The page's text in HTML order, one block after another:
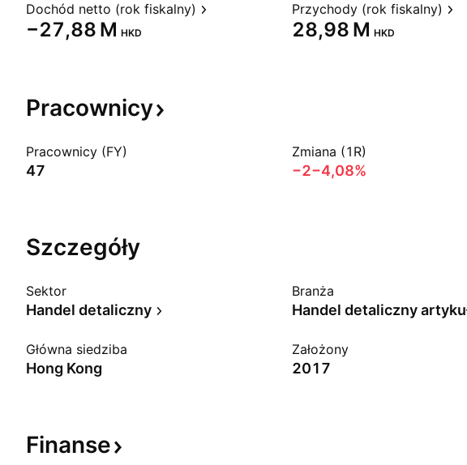
Dochód netto (rok fiskalny)
‪−27,88 M‬ HKD
Przychody (rok fiskalny)
‪28,98 M‬ HKD
Pracownicy
Pracownicy (FY)
47
Zmiana (1R)
−2−4,08%
Szczegóły
Sektor
Handel detaliczny
Branża
Główna siedziba
Hong Kong
Założony
2017
Finanse